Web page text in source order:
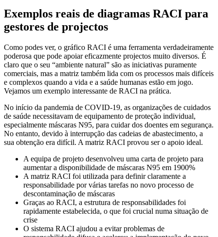
Exemplos reais de diagramas RACI para
gestores de projectos
Como podes ver, o gráfico RACI é uma ferramenta verdadeiramente
poderosa que pode apoiar eficazmente projectos muito diversos. É
claro que o seu “ambiente natural” são as iniciativas puramente
comerciais, mas a matriz também lida com os processos mais difíceis
e complexos quando a vida e a saúde humanas estão em jogo.
Vejamos um exemplo interessante de RACI na prática.
No início da pandemia de COVID-19, as organizações de cuidados
de saúde necessitavam de equipamento de proteção individual,
especialmente máscaras N95, para cuidar dos doentes em segurança.
No entanto, devido à interrupção das cadeias de abastecimento, a
sua obtenção era difícil. A matriz RACI provou ser o apoio ideal.
A equipa de projeto desenvolveu uma carta de projeto para
aumentar a disponibilidade de máscaras N95 em 1900%
A matriz RACI foi utilizada para definir claramente a
responsabilidade por várias tarefas no novo processo de
descontaminação de máscaras
Graças ao RACI, a estrutura de responsabilidades foi
rapidamente estabelecida, o que foi crucial numa situação de
crise
O sistema RACI ajudou a evitar problemas de